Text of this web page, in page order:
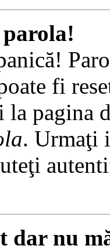
fi
la pagina
. Urmaţi
dar nu